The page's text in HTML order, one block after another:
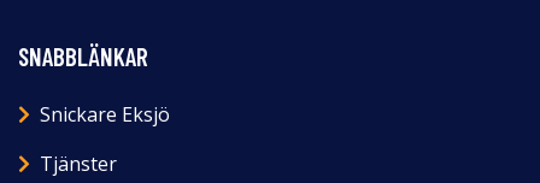
SNABBLÄNKAR
Snickare Eksjö
Tjänster